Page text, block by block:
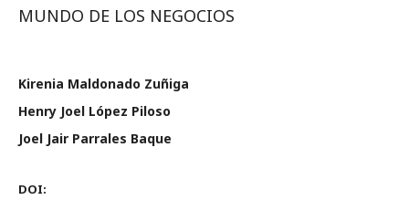
MUNDO DE LOS NEGOCIOS
Kirenia Maldonado Zuñiga
Henry Joel López Piloso
Joel Jair Parrales Baque
DOI: